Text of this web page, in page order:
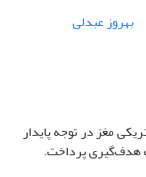
بهروز عبدلی
مغز در توجه پایدار
هدف‌گیری پرداخت.